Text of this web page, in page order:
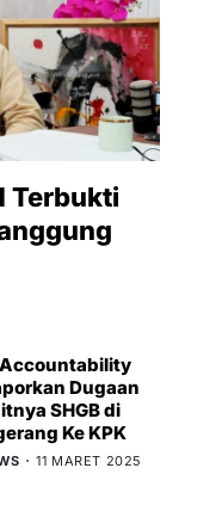
Terbukti
Dugaan
SHGB di
Ke KPK
11 MARET 2025